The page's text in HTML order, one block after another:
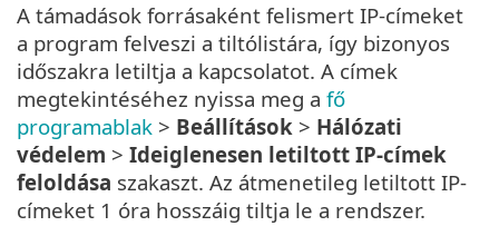
A támadások forrásaként felismert IP-címeket
a program felveszi a tiltólistára, így bizonyos
időszakra letiltja a kapcsolatot. A címek
megtekintéséhez nyissa meg a fő
programablak > Beállítások > Hálózati
védelem > Ideiglenesen letiltott IP-címek
feloldása szakaszt. Az átmenetileg letiltott IP-
címeket 1 óra hosszáig tiltja le a rendszer.